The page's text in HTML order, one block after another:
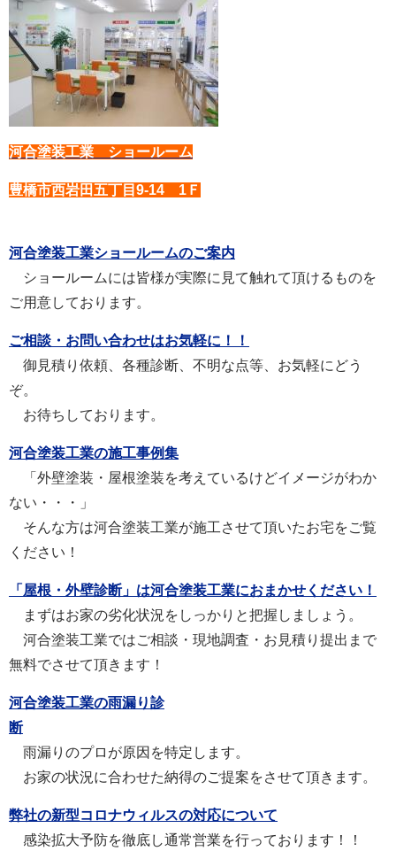
河合塗装工業 ショールーム
豊橋市西岩田五丁目9-14 1Ｆ
河合塗装工業ショールームのご案内
ショールームには皆様が実際に見て触れて頂けるものを
ご用意しております。
ご相談・お問い合わせはお気軽に！！
御見積り依頼、各種診断、不明な点等、お気軽にどう
ぞ。
お待ちしております。
河合塗装工業の施工事例集
「外壁塗装・屋根塗装を考えているけどイメージがわか
ない・・・」
そんな方は河合塗装工業が施工させて頂いたお宅をご覧
ください！
「屋根・外壁診断」は河合塗装工業におまかせください！
まずはお家の劣化状況をしっかりと把握しましょう。
河合塗装工業ではご相談・現地調査・お見積り提出まで
無料でさせて頂きます！
河合塗装工業の雨漏り診
断
雨漏りのプロが原因を特定します。
お家の状況に合わせた納得のご提案をさせて頂きます。
弊社の新型コロナウィルスの対応について
感染拡大予防を徹底し通常営業を行っております！！